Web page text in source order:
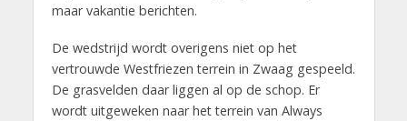
maar vakantie berichten.
De wedstrijd wordt overigens niet op het
vertrouwde Westfriezen terrein in Zwaag gespeeld.
De grasvelden daar liggen al op de schop. Er
wordt uitgeweken naar het terrein van Always